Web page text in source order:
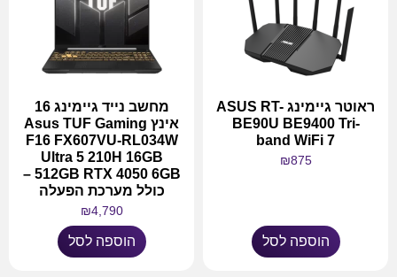
ראוטר גיימינג ASUS RT-
BE90U BE9400 Tri-
band WiFi 7
₪875
הוספה לסל
מחשב נייד גיימינג 16
אינץ Asus TUF Gaming
F16 FX607VU-RL034W
Ultra 5 210H 16GB
512GB RTX 4050 6GB –
כולל מערכת הפעלה
₪4,790
הוספה לסל